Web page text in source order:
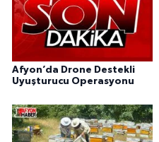
Afyon’da Drone Destekli
Uyuşturucu Operasyonu